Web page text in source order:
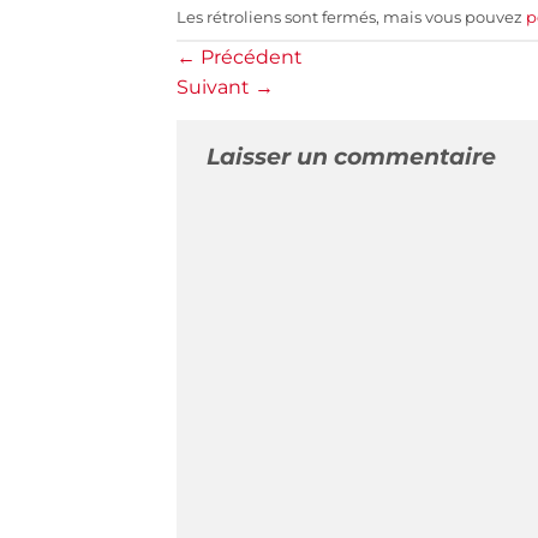
Les rétroliens sont fermés, mais vous pouvez
← Précédent
Suivant →
Laisser un commentaire